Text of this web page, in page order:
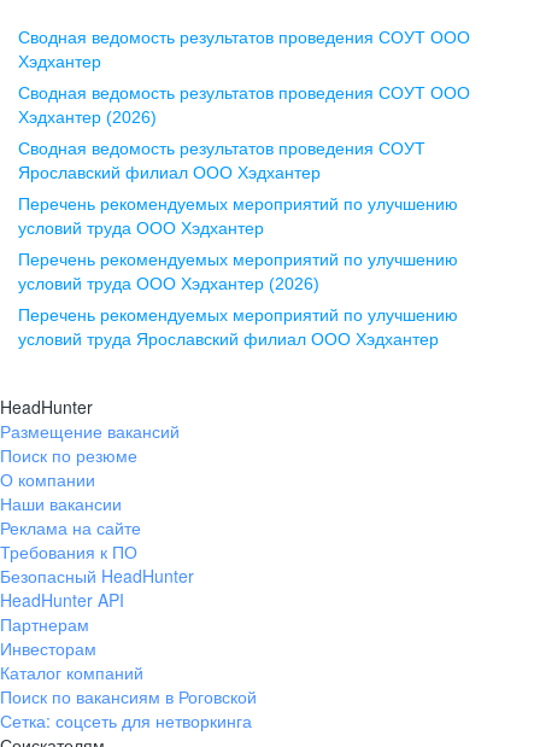
Воронеж
ул. Комиссаржевской, д. 10,
офис 1212
+7 473 280-05-05
pr@vrn.hh.ru
ул. Спартаковская, д. 2А, этаж 3,
помещение 15
+7 843 212-12-50
Екатеринбург
ул. Боевых Дружин, стр. 20,
+7 343 226-79-99
pr@ural.hh.ru
ул. Янковского, д. 169, 7 этаж,
706 каб.
+7 861 205-55-57
pr@krd.hh.ru
Сводная ведомость результатов проведения СОУТ ООО
Хэдхантер
Сводная ведомость результатов проведения СОУТ ООО
Хэдхантер (2026)
Сводная ведомость результатов проведения СОУТ
Ярославский филиал ООО Хэдхантер
Перечень рекомендуемых мероприятий по улучшению
условий труда ООО Хэдхантер
Перечень рекомендуемых мероприятий по улучшению
условий труда ООО Хэдхантер (2026)
Перечень рекомендуемых мероприятий по улучшению
условий труда Ярославский филиал ООО Хэдхантер
HeadHunter
Размещение вакансий
Поиск по резюме
О компании
Наши вакансии
Реклама на сайте
Требования к ПО
Безопасный HeadHunter
HeadHunter API
Партнерам
Инвесторам
Каталог компаний
Поиск по вакансиям в Роговской
Сетка: соцсеть для нетворкинга